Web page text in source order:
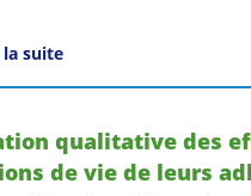
la suite
qualitative des
de vie de leurs